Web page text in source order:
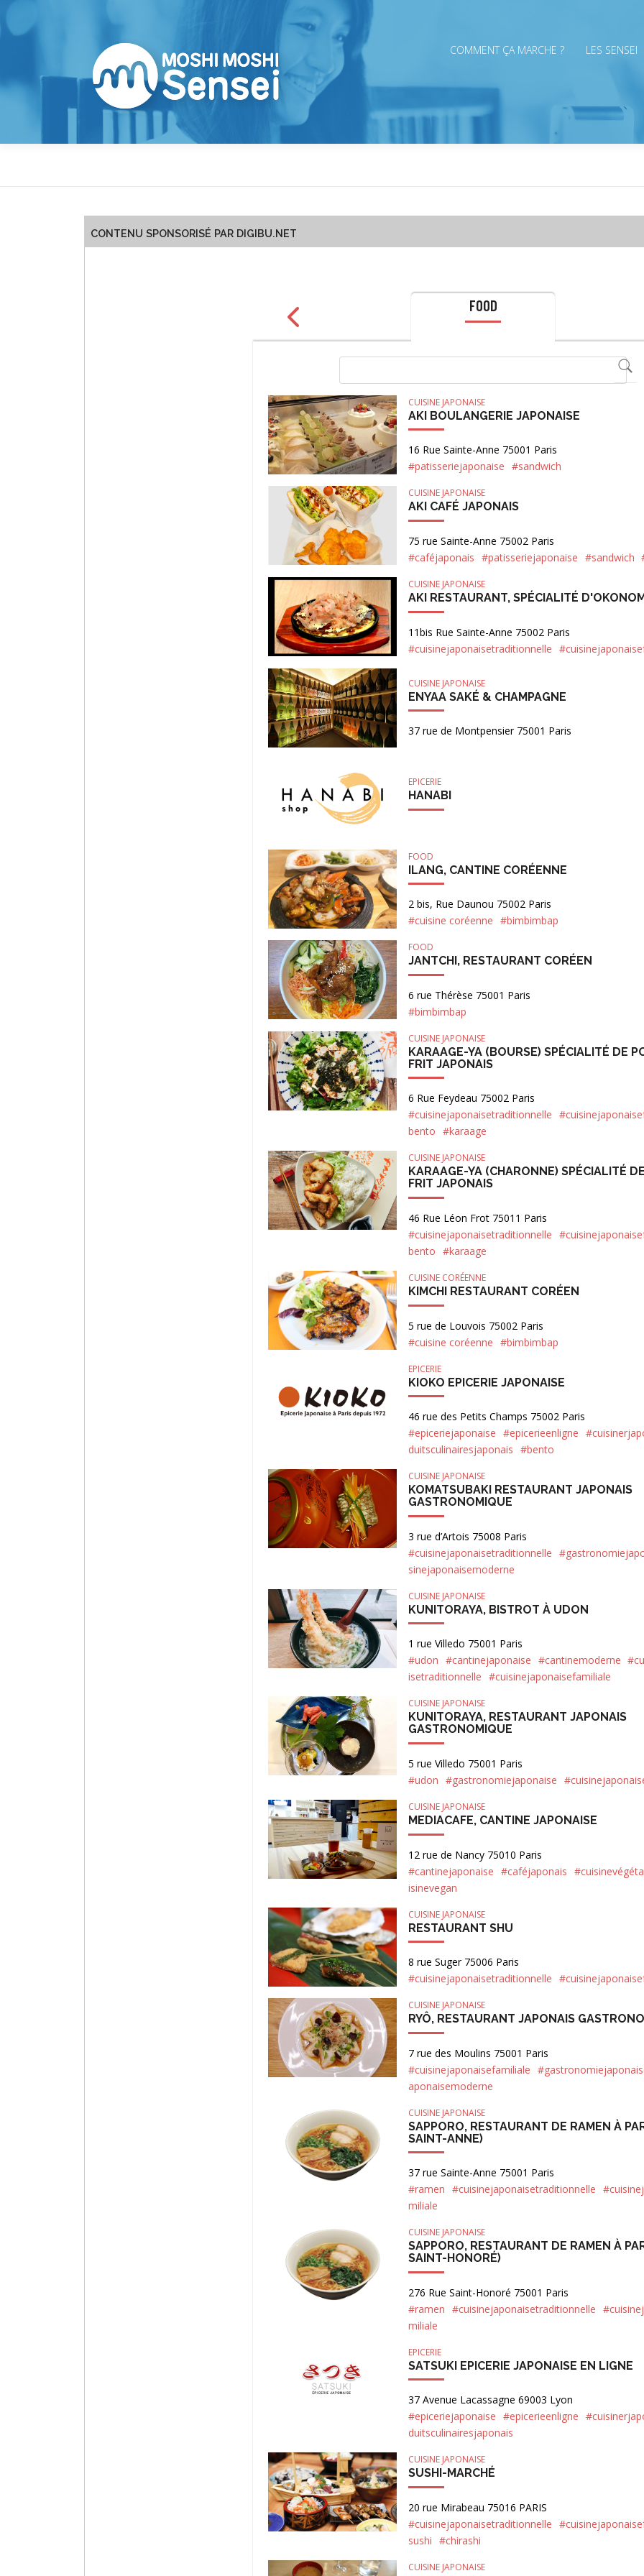
au
COMMENT ÇA MARCHE ? LES SENSEI
ANNUAIRE
CONTENU SPONSORISÉ PAR DIGIBU.NET
FOOD
CUISINE JAPONAISE
AKI BOULANGERIE JAPONAISE
16 Rue Sainte-Anne 75001 Paris
#patisseriejaponaise #sandwich
CUISINE JAPONAISE
AKI CAFÉ JAPONAIS
75 rue Sainte-Anne 75002 Paris
#caféjaponais #patisseriejaponaise #sandwich
CUISINE JAPONAISE
AKI RESTAURANT, SPÉCIALITÉ
11bis Rue Sainte-Anne 75002 Paris
#cuisinejaponaisetraditionnelle
CUISINE JAPONAISE
ENYAA SAKÉ & CHAMPAGNE
37 rue de Montpensier 75001 Paris
EPICERIE
HANABI
FOOD
ILANG, CANTINE CORÉENNE
2 bis, Rue Daunou 75002 Paris
#cuisine coréenne #bimbimbap
FOOD
JANTCHI, RESTAURANT CORÉEN
6 rue Thérèse 75001 Paris
#bimbimbap
CUISINE JAPONAISE
KARAAGE-YA (BOURSE) SPÉCIALITÉ DE
FRIT JAPONAIS
6 Rue Feydeau 75002 Paris
#cuisinejaponaisetraditionnelle
bento #karaage
CUISINE JAPONAISE
KARAAGE-YA (CHARONNE) SPÉCIALITÉ
FRIT JAPONAIS
46 Rue Léon Frot 75011 Paris
#cuisinejaponaisetraditionnelle
bento #karaage
CUISINE CORÉENNE
KIMCHI RESTAURANT CORÉEN
5 rue de Louvois 75002 Paris
#cuisine coréenne #bimbimbap
EPICERIE
KIOKO EPICERIE JAPONAISE
46 rue des Petits Champs 75002 Paris
#epiceriejaponaise #epicerieenligne
duitsculinairesjaponais #bento
CUISINE JAPONAISE
KOMATSUBAKI RESTAURANT JAPONAIS
GASTRONOMIQUE
3 rue d’Artois 75008 Paris
#cuisinejaponaisetraditionnelle
sinejaponaisemoderne
CUISINE JAPONAISE
KUNITORAYA, BISTROT À UDON
1 rue Villedo 75001 Paris
#udon #cantinejaponaise #cantinemoderne
isetraditionnelle #cuisinejaponaisefamiliale
CUISINE JAPONAISE
KUNITORAYA, RESTAURANT JAPONAIS
GASTRONOMIQUE
5 rue Villedo 75001 Paris
#udon #gastronomiejaponaise
CUISINE JAPONAISE
MEDIACAFE, CANTINE JAPONAISE
12 rue de Nancy 75010 Paris
#cantinejaponaise #caféjaponais
isinevegan
CUISINE JAPONAISE
RESTAURANT SHU
8 rue Suger 75006 Paris
#cuisinejaponaisetraditionnelle
CUISINE JAPONAISE
RYÔ, RESTAURANT JAPONAIS
7 rue des Moulins 75001 Paris
#cuisinejaponaisefamiliale
aponaisemoderne
CUISINE JAPONAISE
SAPPORO, RESTAURANT DE RAMEN À
SAINT-ANNE)
37 rue Sainte-Anne 75001 Paris
#ramen #cuisinejaponaisetraditionnelle
miliale
CUISINE JAPONAISE
SAPPORO, RESTAURANT DE RAMEN À
SAINT-HONORÉ)
276 Rue Saint-Honoré 75001 Paris
#ramen #cuisinejaponaisetraditionnelle
miliale
EPICERIE
SATSUKI EPICERIE JAPONAISE EN LIGNE
37 Avenue Lacassagne 69003 Lyon
#epiceriejaponaise #epicerieenligne
duitsculinairesjaponais
CUISINE JAPONAISE
SUSHI-MARCHÉ
20 rue Mirabeau 75016 PARIS
#cuisinejaponaisetraditionnelle
sushi #chirashi
CUISINE JAPONAISE